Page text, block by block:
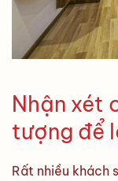
Nhận xét
tượng để
Rất nhiều khách